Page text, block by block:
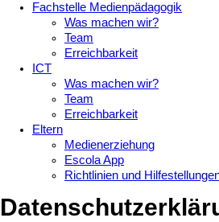
Fachstelle Medienpädagogik
Was machen wir?
Team
Erreichbarkeit
ICT
Was machen wir?
Team
Erreichbarkeit
Eltern
Medienerziehung
Escola App
Richtlinien und